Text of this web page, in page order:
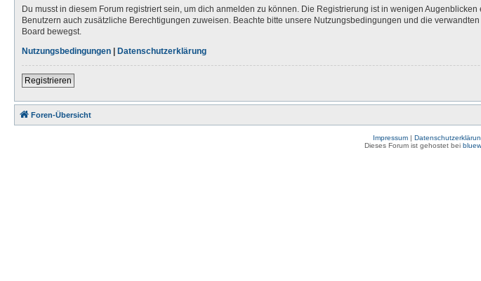
Du musst in diesem Forum registriert sein, um dich anmelden zu können. Die Registrierung ist in wenigen
Benutzern auch zusätzliche Berechtigungen zuweisen. Beachte bitte unsere Nutzungsbedingungen und die
Board bewegst.
Nutzungsbedingungen | Datenschutzerklärung
Registrieren
Foren-Übersicht
Impressum|
Dieses Forum ist gehostet bei